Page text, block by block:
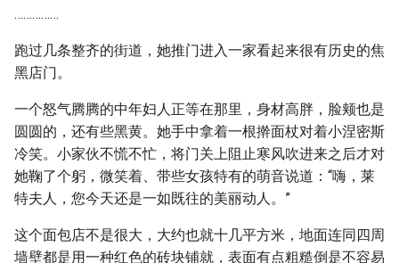
……………
跑过几条整齐的街道，她推门进入一家看起来很有历史的焦
黑店门。
一个怒气腾腾的中年妇人正等在那里，身材高胖，脸颊也是
圆圆的，还有些黑黄。她手中拿着一根擀面杖对着小涅密斯
冷笑。小家伙不慌不忙，将门关上阻止寒风吹进来之后才对
她鞠了个躬，微笑着、带些女孩特有的萌音说道：“嗨，莱
特夫人，您今天还是一如既往的美丽动人。”
这个面包店不是很大，大约也就十几平方米，地面连同四周
墙壁都是用一种红色的砖块铺就，表面有点粗糙倒是不容易